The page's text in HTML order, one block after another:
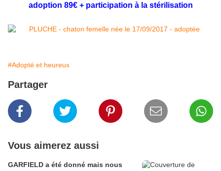
adoption 89€ + participation à la stérilisation
#Adopté et heureux
Partager
Vous aimerez aussi
GARFIELD a été donné mais nous